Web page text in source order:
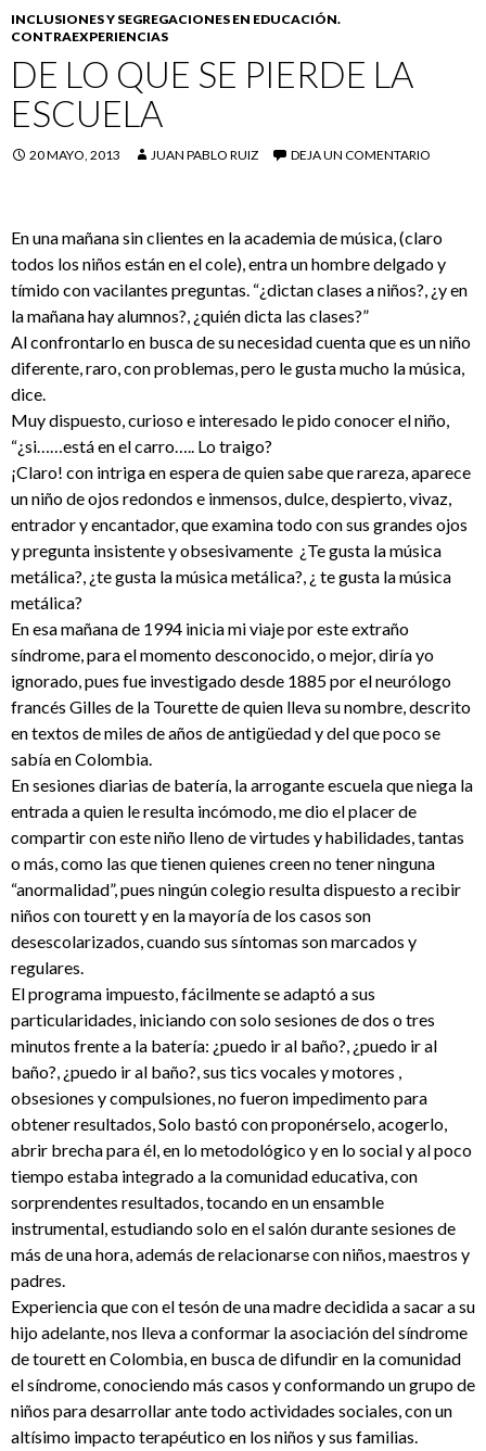
INCLUSIONES Y SEGREGACIONES EN EDUCACIÓN.
CONTRAEXPERIENCIAS
DE LO QUE SE PIERDE LA
ESCUELA
20 MAYO, 2013 JUAN PABLO RUIZ DEJA UN COMENTARIO
En una mañana sin clientes en la academia de música, (claro
todos los niños están en el cole), entra un hombre delgado y
tímido con vacilantes preguntas. “¿dictan clases a niños?, ¿y en
la mañana hay alumnos?, ¿quién dicta las clases?”
Al confrontarlo en busca de su necesidad cuenta que es un niño
diferente, raro, con problemas, pero le gusta mucho la música,
dice.
Muy dispuesto, curioso e interesado le pido conocer el niño,
“¿si……está en el carro….. Lo traigo?
¡Claro! con intriga en espera de quien sabe que rareza, aparece
un niño de ojos redondos e inmensos, dulce, despierto, vivaz,
entrador y encantador, que examina todo con sus grandes ojos
y pregunta insistente y obsesivamente ¿Te gusta la música
metálica?, ¿te gusta la música metálica?, ¿ te gusta la música
metálica?
En esa mañana de 1994 inicia mi viaje por este extraño
síndrome, para el momento desconocido, o mejor, diría yo
ignorado, pues fue investigado desde 1885 por el neurólogo
francés Gilles de la Tourette de quien lleva su nombre, descrito
en textos de miles de años de antigüedad y del que poco se
sabía en Colombia.
En sesiones diarias de batería, la arrogante escuela que niega la
entrada a quien le resulta incómodo, me dio el placer de
compartir con este niño lleno de virtudes y habilidades, tantas
o más, como las que tienen quienes creen no tener ninguna
“anormalidad”, pues ningún colegio resulta dispuesto a recibir
niños con tourett y en la mayoría de los casos son
desescolarizados, cuando sus síntomas son marcados y
regulares.
El programa impuesto, fácilmente se adaptó a sus
particularidades, iniciando con solo sesiones de dos o tres
minutos frente a la batería: ¿puedo ir al baño?, ¿puedo ir al
baño?, ¿puedo ir al baño?, sus tics vocales y motores ,
obsesiones y compulsiones, no fueron impedimento para
obtener resultados, Solo bastó con proponérselo, acogerlo,
abrir brecha para él, en lo metodológico y en lo social y al poco
tiempo estaba integrado a la comunidad educativa, con
sorprendentes resultados, tocando en un ensamble
instrumental, estudiando solo en el salón durante sesiones de
más de una hora, además de relacionarse con niños, maestros y
padres.
Experiencia que con el tesón de una madre decidida a sacar a su
hijo adelante, nos lleva a conformar la asociación del síndrome
de tourett en Colombia, en busca de difundir en la comunidad
el síndrome, conociendo más casos y conformando un grupo de
niños para desarrollar ante todo actividades sociales, con un
altísimo impacto terapéutico en los niños y sus familias.